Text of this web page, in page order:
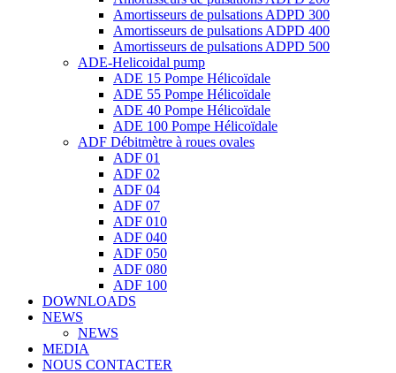
Amortisseurs de pulsations ADPD 300
Amortisseurs de pulsations ADPD 400
Amortisseurs de pulsations ADPD 500
ADE-Helicoidal pump
ADE 15 Pompe Ηélicoïdale
ADE 55 Pompe Ηélicoïdale
ADE 40 Pompe Ηélicoïdale
ADE 100 Pompe Ηélicoïdale
ADF Débitmètre à roues ovales
ADF 01
ADF 02
ADF 04
ADF 07
ADF 010
ADF 040
ADF 050
ADF 080
ADF 100
DOWNLOADS
NEWS
NEWS
MEDIA
NOUS CONTACTER